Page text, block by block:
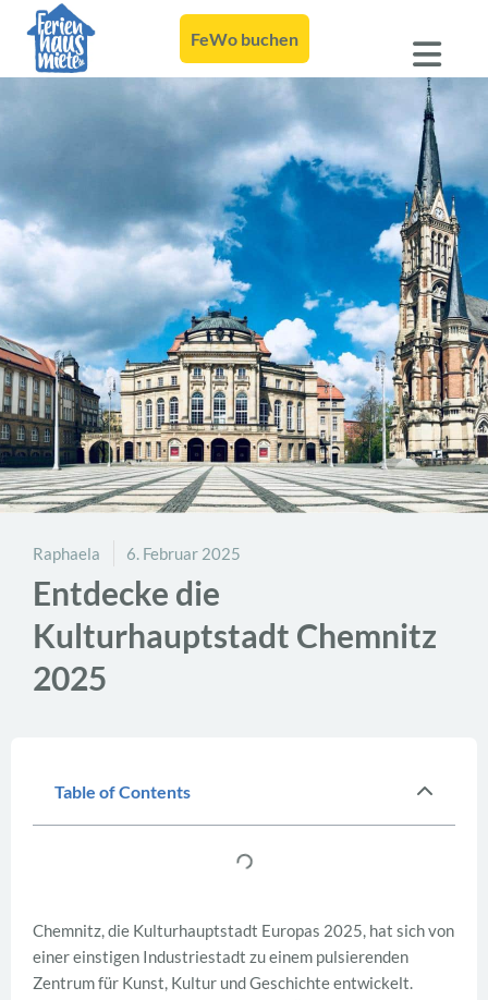
FeWo buchen
Raphaela 6. Februar 2025
Entdecke die
Kulturhauptstadt Chemnitz
2025
Table of Contents
Chemnitz, die Kulturhauptstadt Europas 2025, hat sich von
einer einstigen Industriestadt zu einem pulsierenden
Zentrum für Kunst, Kultur und Geschichte entwickelt.